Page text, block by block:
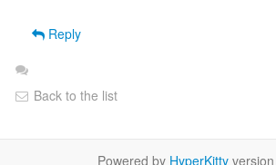
Reply
Back to the list
Powered by HyperKitty